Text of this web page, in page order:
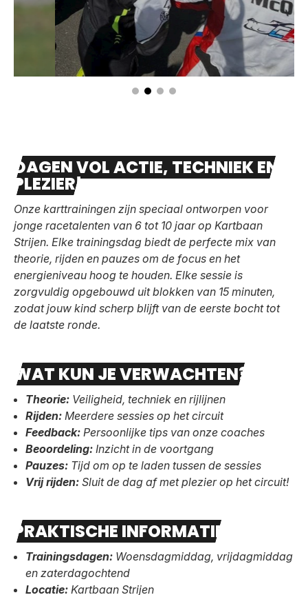
DAGEN VOL ACTIE, TECHNIEK EN
PLEZIER!
Onze karttrainingen zijn speciaal ontworpen voor
jonge racetalenten van 6 tot 10 jaar op Kartbaan
Strijen. Elke trainingsdag biedt de perfecte mix van
theorie, rijden en pauzes om de focus en het
energieniveau hoog te houden. Elke sessie is
zorgvuldig opgebouwd uit blokken van 15 minuten,
zodat jouw kind scherp blijft van de eerste bocht tot
de laatste ronde.
WAT KUN JE VERWACHTEN?
Theorie: Veiligheid, techniek en rijlijnen
Rijden: Meerdere sessies op het circuit
Feedback: Persoonlijke tips van onze coaches
Beoordeling: Inzicht in de voortgang
Pauzes: Tijd om op te laden tussen de sessies
Vrij rijden: Sluit de dag af met plezier op het circuit!
PRAKTISCHE INFORMATIE
Trainingsdagen: Woensdagmiddag, vrijdagmiddag
en zaterdagochtend
Locatie: Kartbaan Strijen